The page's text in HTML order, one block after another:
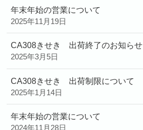
年末年始の営業について
2025年11月19日
CA308きせき 出荷終了のお知らせ
2025年3月5日
CA308きせき 出荷制限について
2025年1月14日
年末年始の営業について
2024年11月28日